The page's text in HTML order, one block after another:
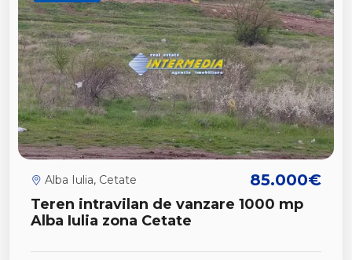
Teren intravilan de vanzare 1000 mp
Alba Iulia zona Cetate
Alba Iulia, Cetate 85.000€